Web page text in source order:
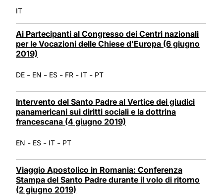
IT
Ai Partecipanti al Congresso dei Centri nazionali
per le Vocazioni delle Chiese d'Europa (6 giugno
2019)
DE - EN - ES - FR - IT - PT
Intervento del Santo Padre al Vertice dei giudici
panamericani sui diritti sociali e la dottrina
francescana (4 giugno 2019)
EN - ES - IT - PT
Viaggio Apostolico in Romania: Conferenza
Stampa del Santo Padre durante il volo di ritorno
(2 giugno 2019)